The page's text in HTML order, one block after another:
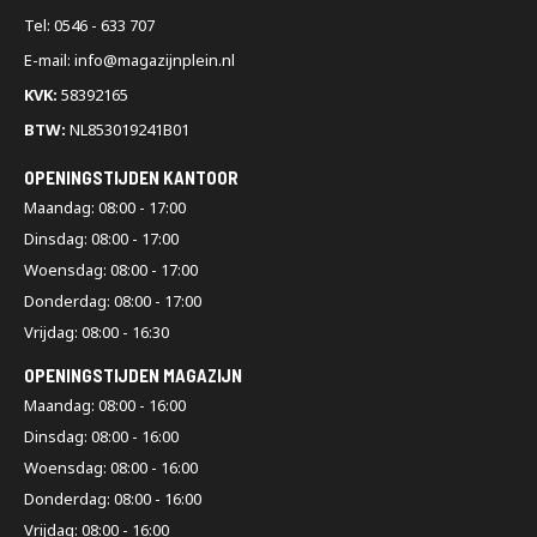
aan. Momenteel zijn deze niet beschikbaar via de webshop. Wil je
weten of er weer tweedehands beschikbaar komen? Neem dan
even contact op met onze klantenservice. Meer lezen? Bekijk dan
efficiënt magazijninrichten
Je kunt jouwdraagarmstelling
of wil je advies bij het kiezen van het juiste systeem? Neem dan
contactop via onze contactpagina. Met de juiste draagarmstelling
Veelgestelde vragen
Wat is het verschil tussen enkelzijdige en
dubbelzijdige draagarmstellingen?
Bij enkelzijdige draagarmstellingen zitten de armen aan één kant
Tel: 0546 - 633 707
E-mail: info@magazijnplein.nl
KVK: 58392165
BTW: NL853019241B01
OPENINGSTIJDEN KANTOOR
Maandag: 08:00 - 17:00
Dinsdag: 08:00 - 17:00
Woensdag: 08:00 - 17:00
Donderdag: 08:00 - 17:00
Vrijdag: 08:00 - 16:30
OPENINGSTIJDEN MAGAZIJN
Maandag: 08:00 - 16:00
Dinsdag: 08:00 - 16:00
Woensdag: 08:00 - 16:00
Donderdag: 08:00 - 16:00
Vrijdag: 08:00 - 16:00